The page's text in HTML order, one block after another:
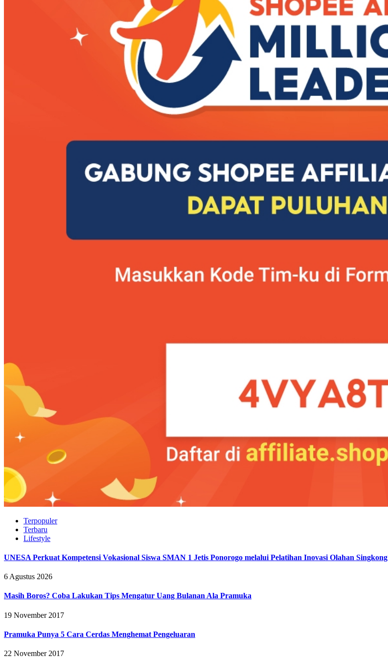
Terpopuler
Terbaru
Lifestyle
UNESA Perkuat Kompetensi Vokasional Siswa SMAN 1 Jetis Ponorogo melalui Pelatihan Inovasi Olahan Singkong
6 Agustus 2026
Masih Boros? Coba Lakukan Tips Mengatur Uang Bulanan Ala Pramuka
19 November 2017
Pramuka Punya 5 Cara Cerdas Menghemat Pengeluaran
22 November 2017